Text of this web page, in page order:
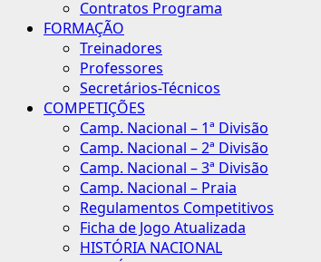
Contratos Programa
FORMAÇÃO
Treinadores
Professores
Secretários-Técnicos
COMPETIÇÕES
Camp. Nacional – 1ª Divisão
Camp. Nacional – 2ª Divisão
Camp. Nacional – 3ª Divisão
Camp. Nacional – Praia
Regulamentos Competitivos
Ficha de Jogo Atualizada
HISTÓRIA NACIONAL